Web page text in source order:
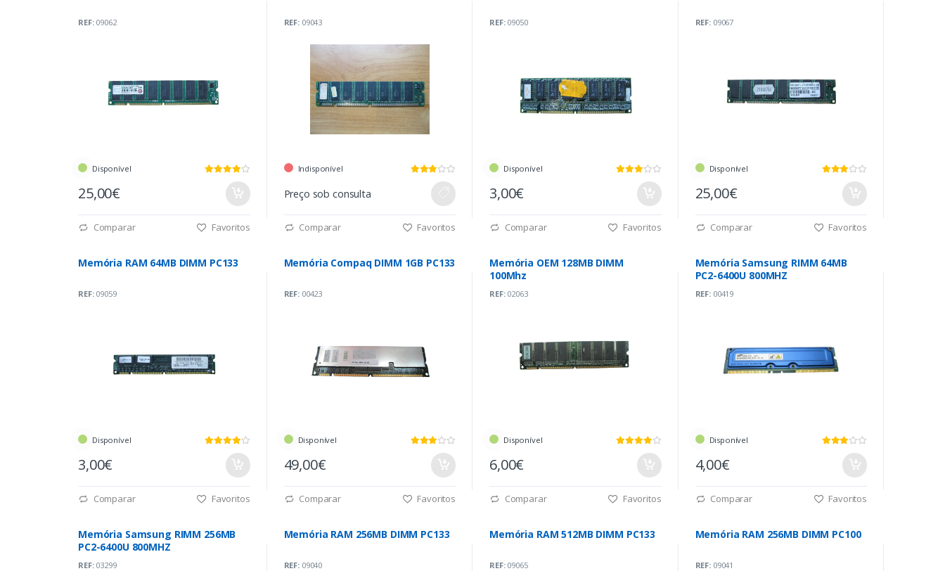
REF:09062
Disponível
25,00€
Comparar Favoritos
REF:09043
Indisponível
Preço sob consulta
Comparar Favoritos
REF:09050
Disponível
3,00€
Comparar Favoritos
REF:09067
Disponível
25,00€
Comparar Favoritos
Memória RAM 64MB DIMM PC133
REF:09059
Disponível
3,00€
Comparar Favoritos
Memória Compaq DIMM 1GB PC133
REF:00423
Disponível
49,00€
Comparar Favoritos
Memória OEM 128MB DIMM
100Mhz
REF:02063
Disponível
6,00€
Comparar Favoritos
Memória Samsung RIMM 64MB
PC2-6400U 800MHZ
REF:00419
Disponível
4,00€
Comparar Favoritos
Memória Samsung RIMM 256MB
PC2-6400U 800MHZ
REF:03299
Memória RAM 256MB DIMM PC133
REF:09040
Memória RAM 512MB DIMM PC133
REF:09065
Memória RAM 256MB DIMM PC100
REF:09041